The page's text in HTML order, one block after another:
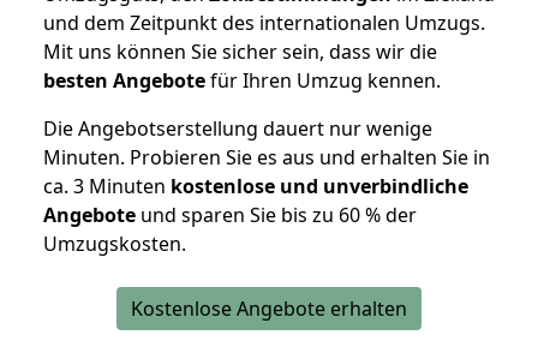
und dem Zeitpunkt des internationalen Umzugs.
Mit uns können Sie sicher sein, dass wir die
besten Angebotefür Ihren Umzug kennen.
Die Angebotserstellung dauert nur wenige
Minuten. Probieren Sie es aus und erhalten Sie in
ca. 3 Minuten kostenlose und unverbindliche
Angebote und sparen Sie bis zu 60 % der
Umzugskosten.
Kostenlose Angebote erhalten